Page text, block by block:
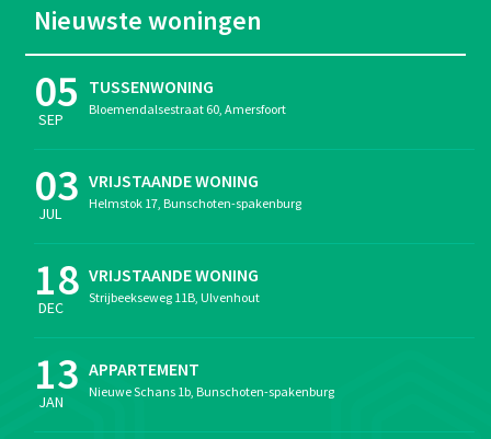
Nieuwste woningen
05
SEP
TUSSENWONING
Bloemendalsestraat 60, Amersfoort
03
JUL
VRIJSTAANDE WONING
Helmstok 17, Bunschoten-spakenburg
18
DEC
VRIJSTAANDE WONING
Strijbeekseweg 11B, Ulvenhout
13
JAN
APPARTEMENT
Nieuwe Schans 1b, Bunschoten-spakenburg